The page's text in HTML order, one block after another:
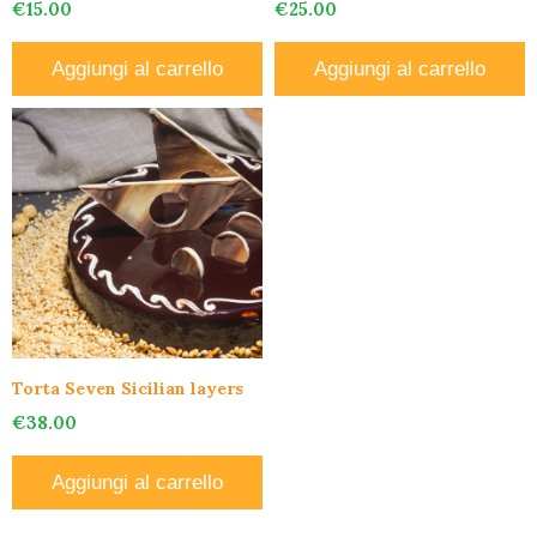
€15.00
Aggiungi al carrello
€25.00
Aggiungi al carrello
Torta Seven Sicilian layers
€38.00
Aggiungi al carrello